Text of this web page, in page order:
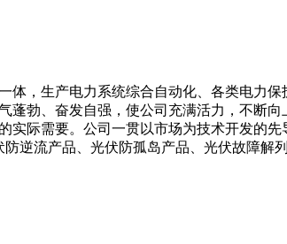
，生产电力系统综合自动化、各类电力
勃、奋发自强，使公司充满活力，不断
际需要。公司一贯以市场为技术开发的
逆流产品、光伏防孤岛产品、光伏故障